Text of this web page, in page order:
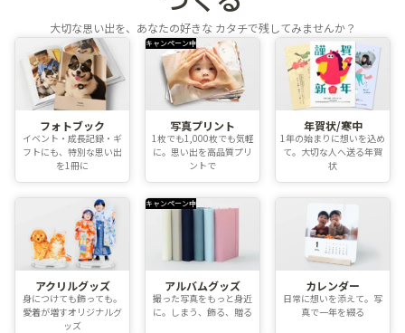
大切な思い出を、あなたの好きな カタチで残してみませんか？
フォトブック
イベント・成長記録・ギ
フトにも、特別な思い出
を1冊に
キャンペーン中
写真プリント
1枚でも1,000枚でも気軽
に。思い出を高品質プリ
ントで
年賀状/寒中
1年の始まりに想いを込め
て。大切な人へ送る年賀
状
アクリルグッズ
身につけても飾っても。
愛着が増すオリジナルグ
ッズ
キャンペーン中
アルバムグッズ
撮った写真をもっと身近
に。しまう、飾る、贈る
カレンダー
日常に想いを添えて。写
真で一年を綴る